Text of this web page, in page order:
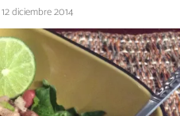
12 diciembre 2014